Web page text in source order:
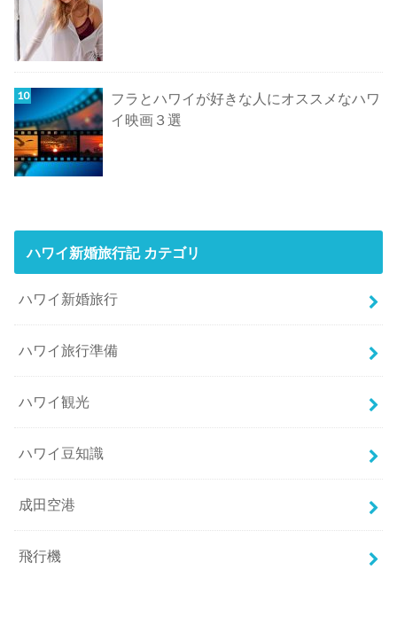
フラとハワイが好きな人にオススメなハワ
イ映画３選
ハワイ新婚旅行記 カテゴリ
ハワイ新婚旅行
ハワイ旅行準備
ハワイ観光
ハワイ豆知識
成田空港
飛行機